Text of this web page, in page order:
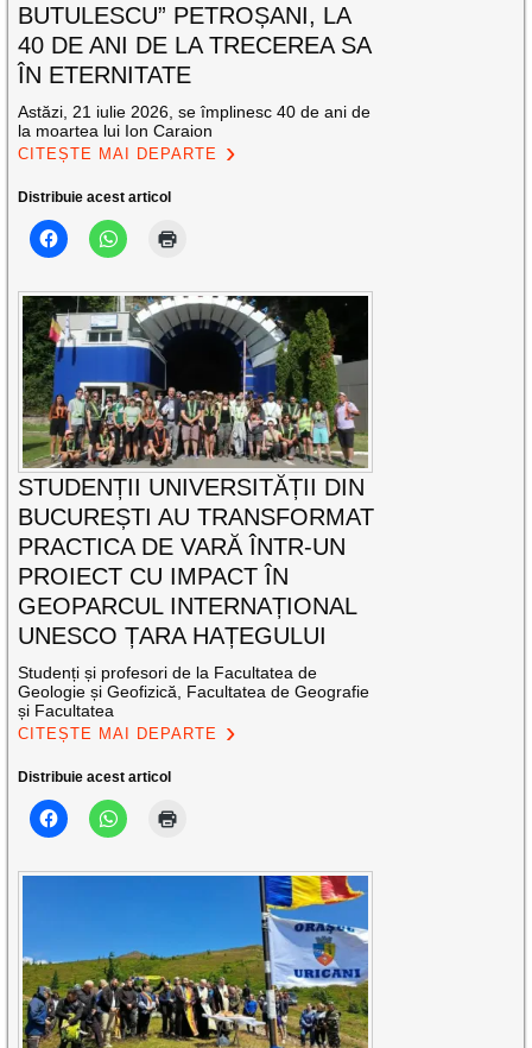
BUTULESCU” PETROȘANI, LA
40 DE ANI DE LA TRECEREA SA
ÎN ETERNITATE
Astăzi, 21 iulie 2026, se împlinesc 40 de ani de
la moartea lui Ion Caraion
CITEȘTE MAI DEPARTE
Distribuie acest articol
STUDENȚII UNIVERSITĂȚII DIN
BUCUREȘTI AU TRANSFORMAT
PRACTICA DE VARĂ ÎNTR-UN
PROIECT CU IMPACT ÎN
GEOPARCUL INTERNAȚIONAL
UNESCO ȚARA HAȚEGULUI
Studenți și profesori de la Facultatea de
Geologie și Geofizică, Facultatea de Geografie
și Facultatea
CITEȘTE MAI DEPARTE
Distribuie acest articol